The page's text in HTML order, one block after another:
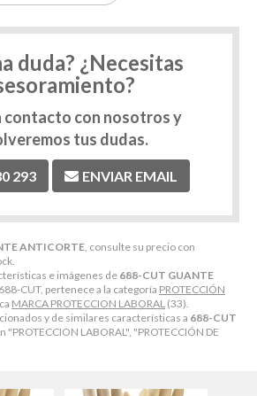
ANTICORTE, consulte su precio con
e imágenes de 688-CUT GUANTE
CUT, pertenece a la categoría PROTECCIÓN
MARCA PROTECCION LABORAL (33).
y de similares características a 688-CUT
"PROTECCION LABORAL", "PROTECCIÓN DE
duda? ¿Necesitas
contacto con nosotros y
tus dudas.
293 ENVIAR EMAIL